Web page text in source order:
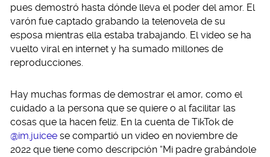
pues demostró hasta dónde lleva el poder del amor. El
varón fue captado grabando la telenovela de su
esposa mientras ella estaba trabajando. El video se ha
vuelto viral en internet y ha sumado millones de
reproducciones.
Hay muchas formas de demostrar el amor, como el
cuidado a la persona que se quiere o al facilitar las
cosas que la hacen feliz. En la cuenta de TikTok de
@im.juicee se compartió un video en noviembre de
2022 que tiene como descripción “Mi padre grabándole